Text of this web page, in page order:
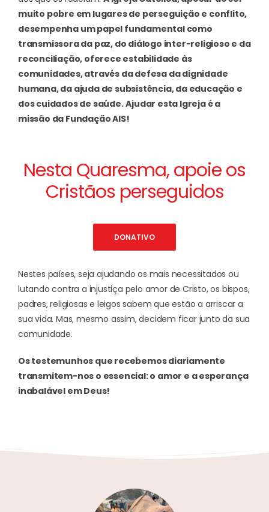
muito pobre em lugares de perseguição e conflito,
desempenha um papel fundamental como
transmissora da paz, do diálogo inter-religioso e da
reconciliação, oferece estabilidade às
comunidades, através da defesa da dignidade
humana, da ajuda de subsistência, da educação e
dos cuidados de saúde.Ajudar esta Igreja é a
missão da Fundação AIS!
Nesta Quaresma, apoie os
Cristãos perseguidos
DONATIVO
Nestes países, seja ajudando os mais necessitados ou
lutando contra a injustiça pelo amor de Cristo, os bispos,
padres, religiosas e leigos sabem que estão a arriscar a
sua vida. Mas, mesmo assim, decidem ficar junto da sua
comunidade.
Os testemunhos que recebemos diariamente
transmitem-nos o essencial: o amor e a esperança
inabalável em Deus!